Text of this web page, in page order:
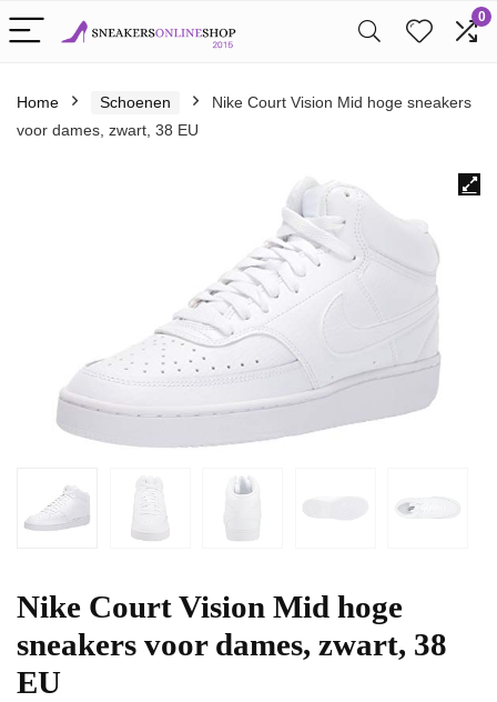
0
Home Schoenen
Nike Court Vision Mid hoge sneakers
voor dames, zwart, 38 EU
Nike Court Vision Mid hoge
sneakers voor dames, zwart, 38
EU